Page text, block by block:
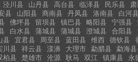
泾川县 山丹县 高台县 临泽县 民乐县
县 山阳县 商南县 丹凤县 洛南县 白河
佛坪县 留坝县 镇巴县 略阳县 宁强县
白水县 蒲城县 蒲城县 澄城县 合阳县
县 宜君县 周至县 蓝田县 维西 德钦县
川县 祥云县 漾濞 大理市 勐腊县 勐海县
柏县 楚雄市 沧源 耿马 双江 镇康县 永